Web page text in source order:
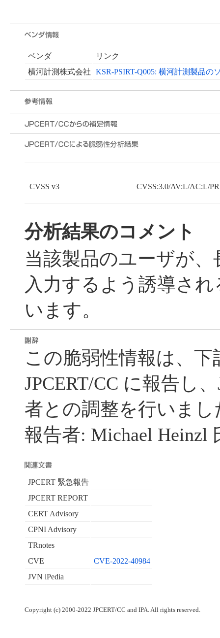
ベンダ
リンク
横河計測株式会社
KSR-PSIRT-Q005: 横河計測製品の
CVSS v3 CVSS:3.0/AV:L/AC:L/
分析結果のコメント
当該製品のユーザが
入力するよう誘導さ
います。
この脆弱性情報は、下
JPCERT/CC に報告し
者との調整を行いまし
報告者: Michael Heinzl
JPCERT 緊急報告
JPCERT REPORT
CERT Advisory
CPNI Advisory
TRnotes
CVE
CVE-2022-40984
JVN iPedia
Copyright (c) 2000-2022 JPCERT/CC and IPA. All rights reserved.